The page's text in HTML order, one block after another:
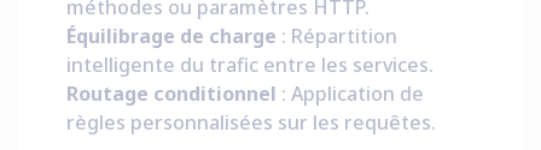
méthodes ou paramètres HTTP.
Équilibrage de charge : Répartition
intelligente du trafic entre les services.
Routage conditionnel : Application de
règles personnalisées sur les requêtes.